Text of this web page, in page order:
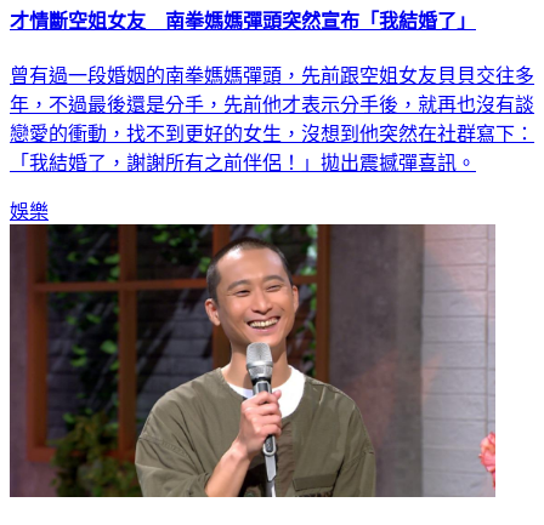
才情斷空姐女友 南拳媽媽彈頭突然宣布「我結婚了」
曾有過一段婚姻的南拳媽媽彈頭，先前跟空姐女友貝貝交往多
年，不過最後還是分手，先前他才表示分手後，就再也沒有談
戀愛的衝動，找不到更好的女生，沒想到他突然在社群寫下：
「我結婚了，謝謝所有之前伴侶！」拋出震撼彈喜訊。
娛樂